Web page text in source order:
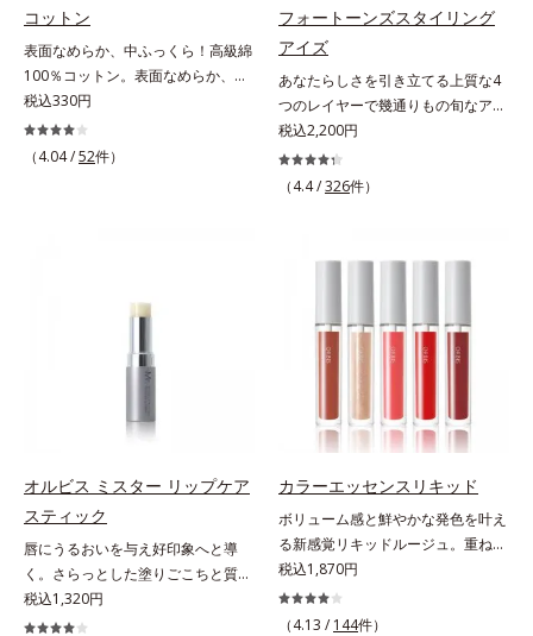
印象の男性に幅広く使っていただけ
る色設計を採用しており、明るめ～
標準的な肌印象の方用の01は、普段
スキンケアをしっかり行っている美
容本格派の男性にもおススメです。
一方で、やや暗め～暗めの肌印象の
方用の02は、昔に比べて顔色がさえ
ないと感じる大人の男性に、マイナ
成分【ご使用方法】・スキンケアの
します。・オルビス ミスター ベー
スカラー コントローラー ハイカバ
にご注意ください。衣服に色がつい
た場合は、すぐに洗剤で丁寧に洗っ
てください。
コットン
表面なめらか、中ふっくら！高級綿
100％コットン。表面なめらか、中
ふっくら！ 高級綿100%のコットン
です。肌触りのなめらかさと、ふっ
くらとしたクッション性の高さを実
税込330円
（4.04 /52件）
フォートーンズスタイリング
アイズ
あなたらしさを引き立てる上質な4
つのレイヤーで幾通りもの旬なアイ
メイクが叶う。上質なテクスチャー
と多様なカラーリングで、似合うを
知る＆楽しさを引き出す、4色のア
印象的に。4色全部使えば可能性は
無限大。もちろん単色使いもOK！
クをお楽しみください。
税込2,200円
（4.4 /326件）
オルビス ミスター リップケア
スティック
唇にうるおいを与え好印象へと導
く。さらっとした塗りごこちと質感
で自然で好印象な口元に。さらっと
した軽やかな塗りごこちでありなが
税込1,320円
カラーエッセンスリキッド
ボリューム感と鮮やかな発色を叶え
る新感覚リキッドルージュ。重ねる
ほど、鮮やかにボリューミーに。1
本で美しい仕上がりを叶えるリキッ
ドルージュです。唇の凹凸を均一に
税込1,870円
（4.13 / 144件）